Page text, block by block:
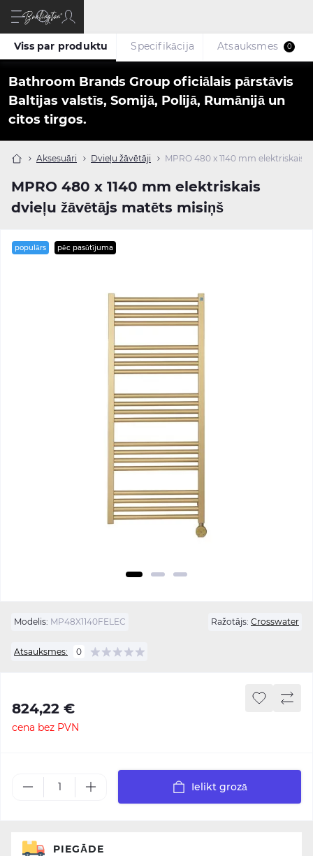
Bathroom Brands Group oficiālais pārstāvis
Baltijas valstīs, Somijā, Polijā, Rumānijā un
citos tirgos.
Aksesuāri Dvieļu žāvētāji MPRO 480 x 1140 mm elektriskais
MPRO 480 x 1140 mm elektriskais
dvieļu žāvētājs matēts misiņš
Viss par produktu Specifikācija Atsauksmes 0
populārs pēc pasūtījuma
Modelis: MP48X1140FELEC Ražotājs: Crosswater
Atsauksmes: 0
824,22 €
cena bez PVN
Ielikt grozā
PIEGĀDE